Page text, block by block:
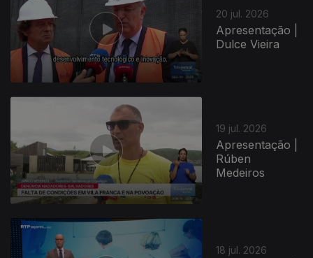
20 jul. 2026
Apresentação |
Dulce Vieira
19 jul. 2026
Apresentação |
Rúben
Medeiros
18 jul. 2026